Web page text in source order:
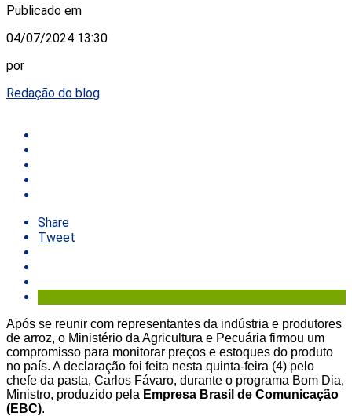
Publicado em
04/07/2024 13:30
por
Redação do blog
Share
Tweet
Após se reunir com representantes da indústria e produtores
de arroz, o Ministério da Agricultura e Pecuária firmou um
compromisso para monitorar preços e estoques do produto
no país. A declaração foi feita nesta quinta-feira (4) pelo
chefe da pasta, Carlos Fávaro, durante o programa Bom Dia,
Ministro, produzido pela Empresa Brasil de Comunicação
(EBC).